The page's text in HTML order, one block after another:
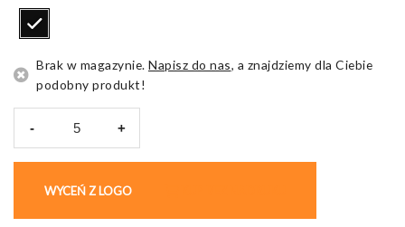
Brak w magazynie. Napisz do nas, a znajdziemy dla Ciebie
podobny produkt!
-
IPX4,
ekran
+
WYCEŃ Z LOGO